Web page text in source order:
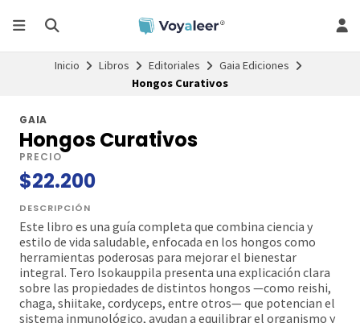
Inicio Libros Editoriales
Gaia Ediciones
Hongos Curativos
GAIA
Hongos Curativos
PRECIO
$22.200
DESCRIPCIÓN
Este libro es una guía completa que combina ciencia y
estilo de vida saludable, enfocada en los hongos como
herramientas poderosas para mejorar el bienestar
integral. Tero Isokauppila presenta una explicación clara
sobre las propiedades de distintos hongos —como reishi,
chaga, shiitake, cordyceps, entre otros— que potencian el
sistema inmunológico, ayudan a equilibrar el organismo y